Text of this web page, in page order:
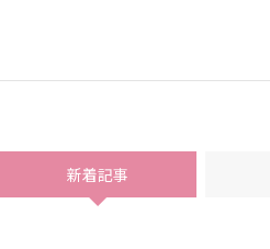
新着記事